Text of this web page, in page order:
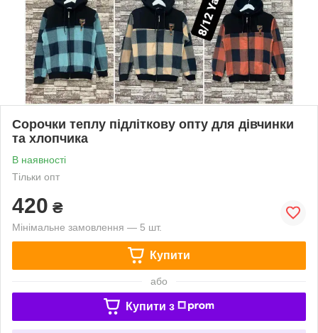
Сорочки теплу підліткову опту для дівчинки
та хлопчика
В наявності
Тільки опт
420 ₴
Мінімальне замовлення — 5 шт.
Купити
або
Купити з